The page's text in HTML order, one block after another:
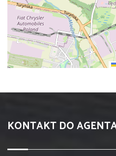
KONTAKT DO